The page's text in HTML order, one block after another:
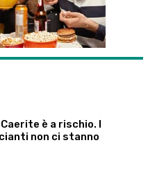
è a rischio. I
non ci stanno